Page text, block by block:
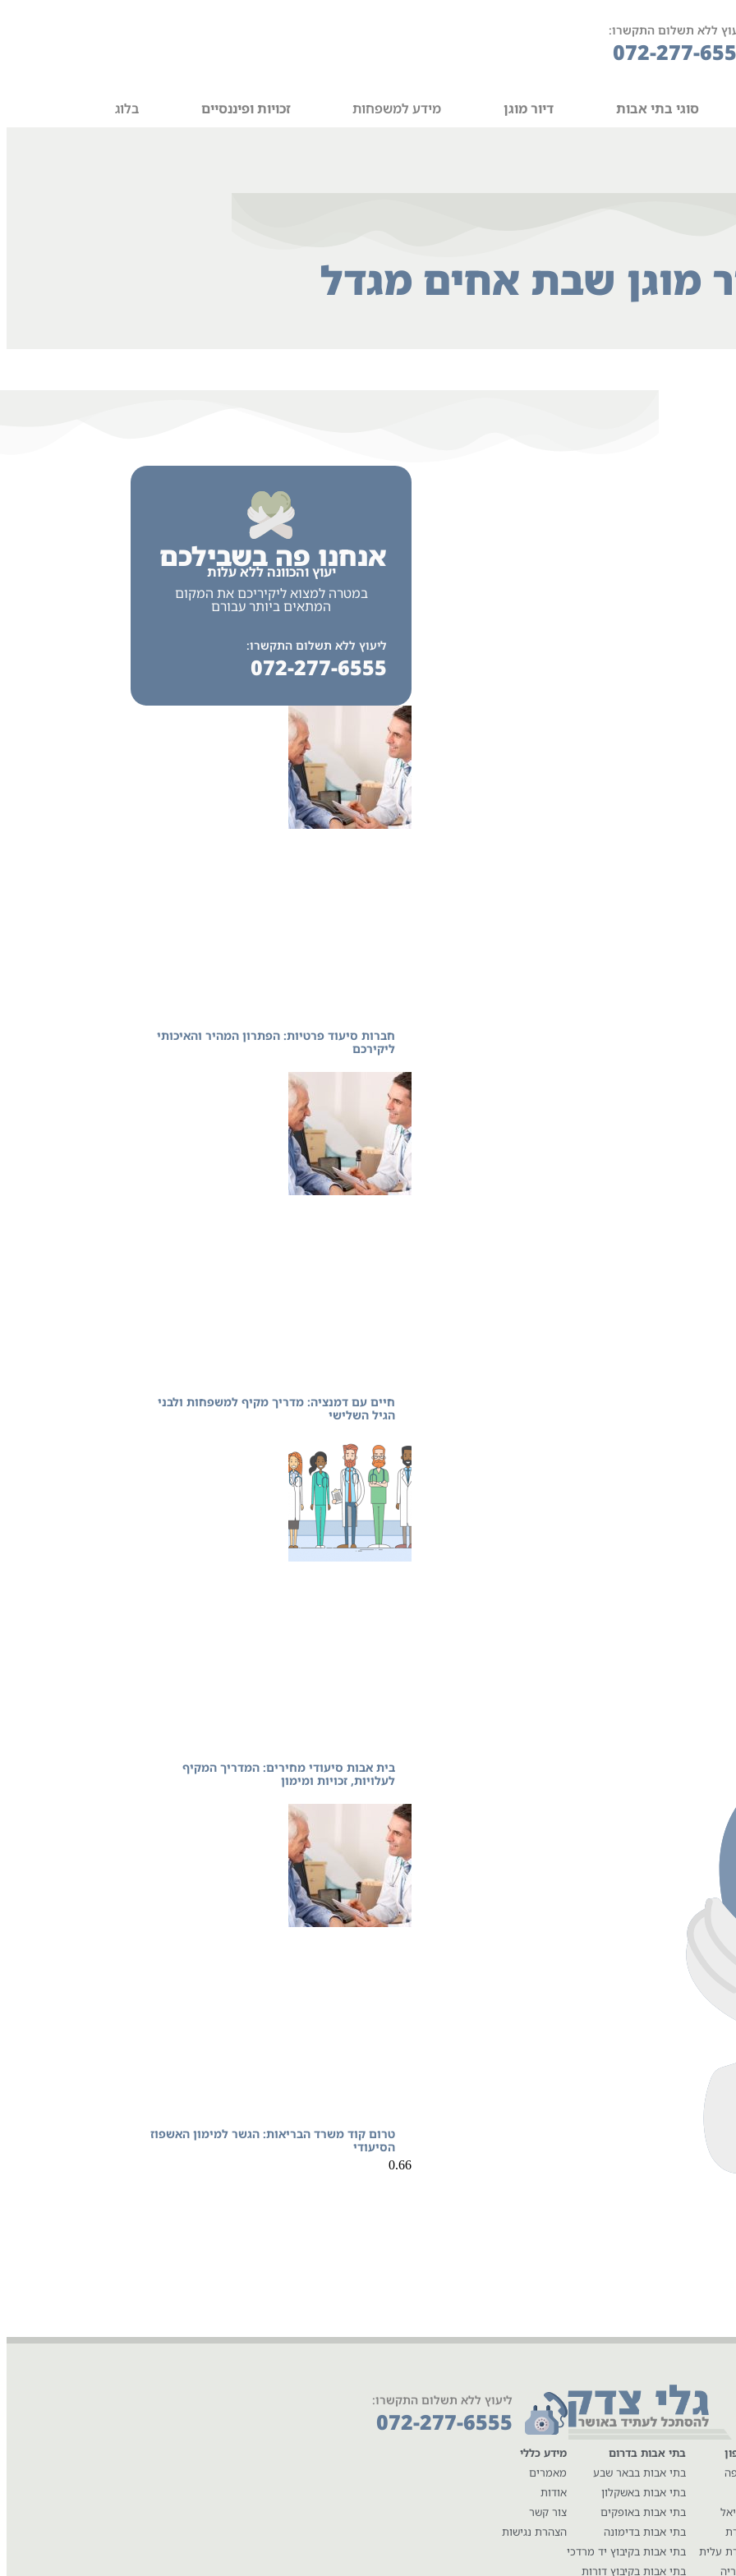
ללא תשלום התקשרו:
072-277-
סוגי בתי אבות דיור מוגן מידע למשפחות זכויות ופיננסיים בלוג
מוגן שבת אחים מגדל
אנחנו פה בשבילכם
יעוץ והכוונה ללא עלות
במטרה למצוא ליקיריכם את המקום
המתאים ביותר עבורם
ליעוץ ללא תשלום התקשרו:
072-277-6555
חברות סיעוד פרטיות: הפתרון המהיר והאיכותי
ליקירכם
חיים עם דמנציה: מדריך מקיף למשפחות ולבני
הגיל השלישי
בית אבות סיעודי מחירים: המדריך המקיף
לעלויות, זכויות ומימון
טרום קוד משרד הבריאות: הגשר למימון האשפוז
הסיעודי
ליעוץ ללא תשלום התקשרו:
072-277-6555
עלית
בתי אבות בדרום
בתי אבות בבאר שבע
בתי אבות באשקלון
בתי אבות באופקים
בתי אבות בדימונה
בתי אבות בקיבוץ יד מרדכי
בתי אבות בקיבוץ דורות
מידע כללי
מאמרים
אודות
צור קשר
הצהרת נגישות